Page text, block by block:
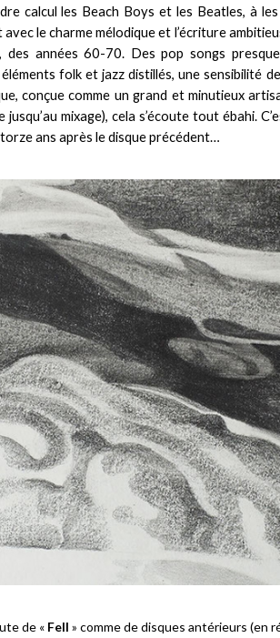
calcul les Beach Boys et les Beatles, à
le charme mélodique et l’écriture
années 60-70. Des pop songs
folk et jazz distillés, une sensibilité
conçue comme un grand et minutieux
jusqu’au mixage), cela s’écoute tout ébahi.
ans après le disque précédent…
de « Fell » comme de disques antérieurs (en